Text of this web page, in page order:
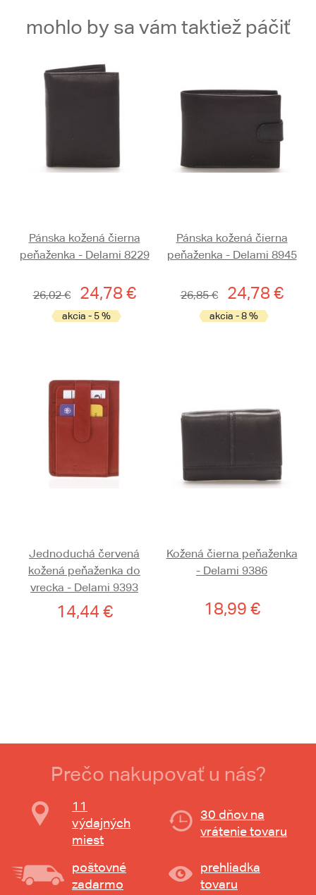
mohlo by sa vám taktiež páčiť
Pánska kožená čierna
peňaženka - Delami 8229
26,02 € 24,78 €
akcia - 5 %
Pánska kožená čierna
peňaženka - Delami 8945
26,85 € 24,78 €
akcia - 8 %
Jednoduchá červená
kožená peňaženka do
vrecka - Delami 9393
14,44 €
Kožená čierna peňaženka
- Delami 9386
18,99 €
Prečo nakupovať u nás?
11
výdajných
miest
30 dňov na
vrátenie tovaru
poštovné
zadarmo
prehliadka
tovaru